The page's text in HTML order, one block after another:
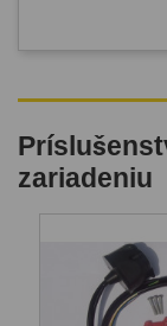
zariadeniu